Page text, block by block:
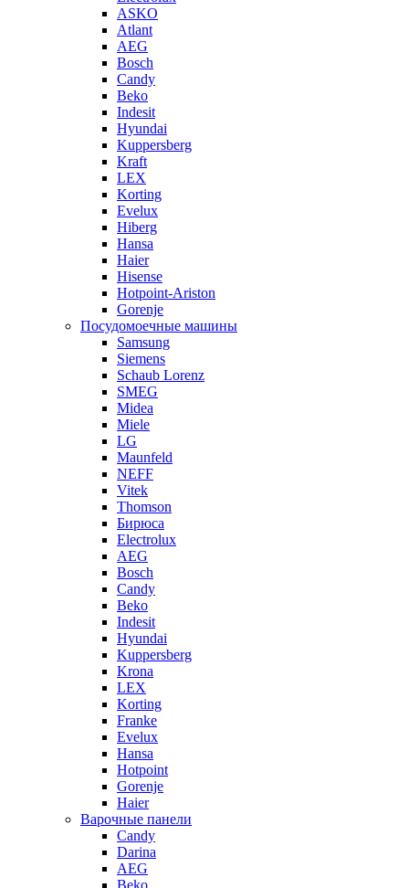
ASKO
Atlant
AEG
Bosch
Candy
Beko
Indesit
Hyundai
Kuppersberg
Kraft
LEX
Korting
Evelux
Hiberg
Hansa
Haier
Hisense
Hotpoint-Ariston
Gorenje
Посудомоечные машины
Samsung
Siemens
Schaub Lorenz
SMEG
Midea
Miele
LG
Maunfeld
NEFF
Vitek
Thomson
Бирюса
Electrolux
AEG
Bosch
Candy
Beko
Indesit
Hyundai
Kuppersberg
Krona
LEX
Korting
Franke
Evelux
Hansa
Hotpoint
Gorenje
Haier
Варочные панели
Candy
Darina
AEG